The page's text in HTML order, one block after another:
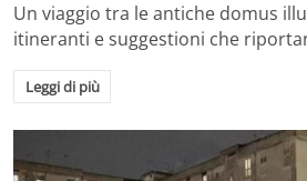
Un viaggio tra le antiche domus
itineranti e suggestioni che
Leggi di più